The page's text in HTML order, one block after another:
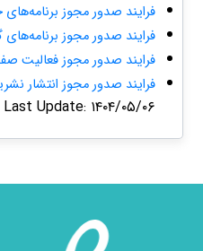
فرایند صدور مجوز
فرایند صدور مجوز
فرایند صدور مجوز فعالیت
فرایند صدور مجوز انتشار
Last Update: ۱۴۰۴/۰۵/۰۶